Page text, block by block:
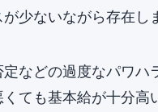
少ないながら存在し
などの過度なパワハ
ても基本給が十分高